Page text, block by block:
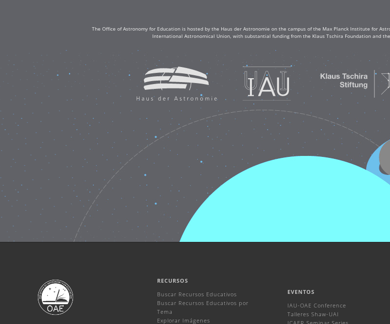
The Office of Astronomy for Education is hosted by the Haus der Astronomie on the campus of the Max Planck Institute for
International Astronomical Union, with substantial funding from the Klaus Tschira Foundation and
RECURSOS
Buscar Recursos Educativos
Buscar Recursos Educativos por
Tema
Explorar Imágenes
EVENTOS
IAU-OAE Conference
Talleres Shaw-UAI